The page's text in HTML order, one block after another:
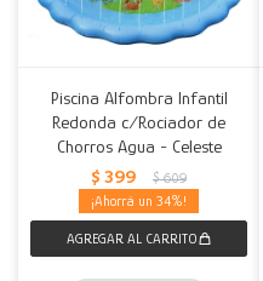
Piscina Alfombra Infantil
Redonda c/Rociador de
Chorros Agua - Celeste
$ 399 $ 609
34